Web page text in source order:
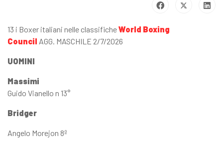
13 i Boxer italiani nelle classificheWorld Boxing
Council AGG. MASCHILE 2/7/2026
UOMINI
Massimi
Guido Vianello n 13°
Bridger
Angelo Morejon 8º